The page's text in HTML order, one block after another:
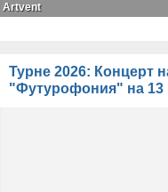
Artvent
Турне 2026: Концерт
"Футурофония" на 13